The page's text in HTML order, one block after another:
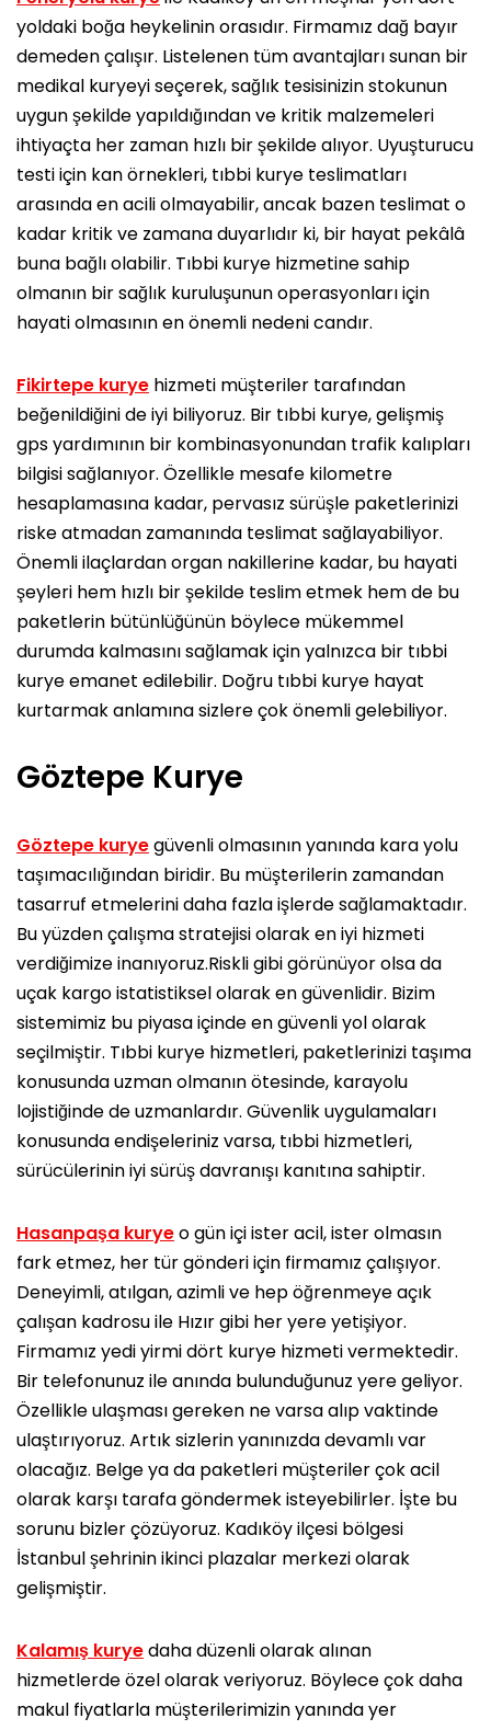
yoldaki boğa heykelinin orasıdır. Firmamız dağ bayır
demeden çalışır. Listelenen tüm avantajları sunan bir
medikal kuryeyi seçerek, sağlık tesisinizin stokunun
uygun şekilde yapıldığından ve kritik malzemeleri
ihtiyaçta her zaman hızlı bir şekilde alıyor. Uyuşturucu
testi için kan örnekleri, tıbbi kurye teslimatları
arasında en acili olmayabilir, ancak bazen teslimat o
kadar kritik ve zamana duyarlıdır ki, bir hayat pekâlâ
buna bağlı olabilir. Tıbbi kurye hizmetine sahip
olmanın bir sağlık kuruluşunun operasyonları için
hayati olmasının en önemli nedeni candır.
Fikirtepe kurye hizmeti müşteriler tarafından
beğenildiğini de iyi biliyoruz. Bir tıbbi kurye, gelişmiş
gps yardımının bir kombinasyonundan trafik kalıpları
bilgisi sağlanıyor. Özellikle mesafe kilometre
hesaplamasına kadar, pervasız sürüşle paketlerinizi
riske atmadan zamanında teslimat sağlayabiliyor.
Önemli ilaçlardan organ nakillerine kadar, bu hayati
şeyleri hem hızlı bir şekilde teslim etmek hem de bu
paketlerin bütünlüğünün böylece mükemmel
durumda kalmasını sağlamak için yalnızca bir tıbbi
kurye emanet edilebilir. Doğru tıbbi kurye hayat
kurtarmak anlamına sizlere çok önemli gelebiliyor.
Göztepe Kurye
Göztepe kuryegüvenli olmasının yanında kara yolu
taşımacılığından biridir. Bu müşterilerin zamandan
tasarruf etmelerini daha fazla işlerde sağlamaktadır.
Bu yüzden çalışma stratejisi olarak en iyi hizmeti
verdiğimize inanıyoruz.Riskli gibi görünüyor olsa da
uçak kargo istatistiksel olarak en güvenlidir. Bizim
sistemimiz bu piyasa içinde en güvenli yol olarak
seçilmiştir. Tıbbi kurye hizmetleri, paketlerinizi taşıma
konusunda uzman olmanın ötesinde, karayolu
lojistiğinde de uzmanlardır. Güvenlik uygulamaları
konusunda endişeleriniz varsa, tıbbi hizmetleri,
sürücülerinin iyi sürüş davranışı kanıtına sahiptir.
Hasanpaşa kuryeo gün içi ister acil, ister olmasın
fark etmez, her tür gönderi için firmamız çalışıyor.
Deneyimli, atılgan, azimli ve hep öğrenmeye açık
çalışan kadrosu ile Hızır gibi her yere yetişiyor.
Firmamız yedi yirmi dört kurye hizmeti vermektedir.
Bir telefonunuz ile anında bulunduğunuz yere geliyor.
Özellikle ulaşması gereken ne varsa alıp vaktinde
ulaştırıyoruz. Artık sizlerin yanınızda devamlı var
olacağız. Belge ya da paketleri müşteriler çok acil
olarak karşı tarafa göndermek isteyebilirler. İşte bu
sorunu bizler çözüyoruz. Kadıköy ilçesi bölgesi
İstanbul şehrinin ikinci plazalar merkezi olarak
gelişmiştir.
Kalamış kuryedaha düzenli olarak alınan
hizmetlerde özel olarak veriyoruz. Böylece çok daha
makul fiyatlarla müşterilerimizin yanında yer